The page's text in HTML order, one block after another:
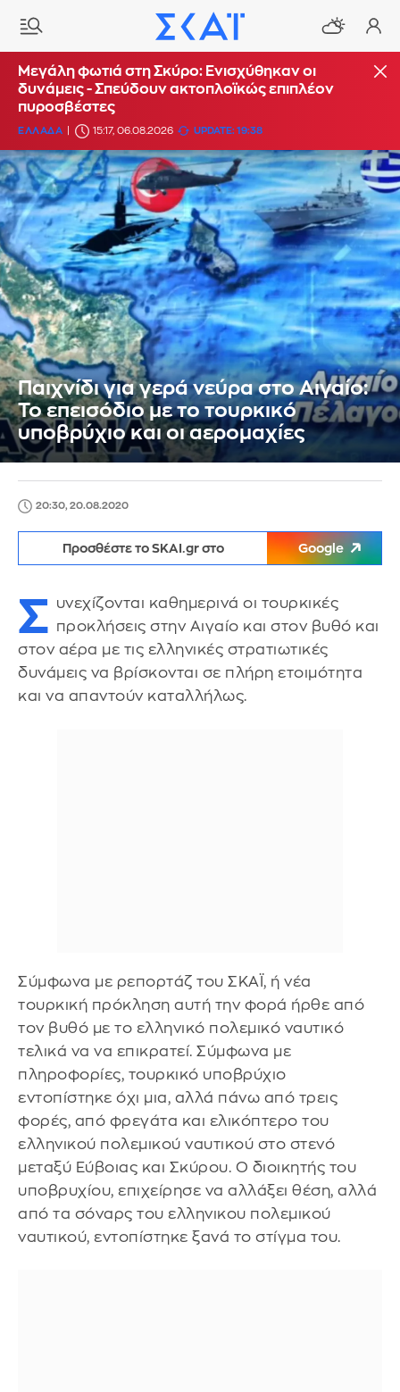
Μεγάλη φωτιά στη Σκύρο: Ενισχύθηκαν οι
δυνάμεις - Σπεύδουν ακτοπλοϊκώς επιπλέον
πυροσβέστες
ΕΛΛΑΔΑ 15:17, 06.08.2026 UPDATE: 19:38
Παιχνίδι για γερά νεύρα στο Αιγαίο:
Το επεισόδιο με το τουρκικό
υποβρύχιο και οι αερομαχίες
20:30, 20.08.2020
Προσθέστε το SKAI.gr στο Google
Σ υνεχίζονται καθημερινά οι τουρκικές
προκλήσεις στην Αιγαίο και στον βυθό και
στον αέρα με τις ελληνικές στρατιωτικές
δυνάμεις να βρίσκονται σε πλήρη ετοιμότητα
και να απαντούν καταλλήλως.
Σύμφωνα με ρεπορτάζ του ΣΚΑΪ, ή νέα
τουρκική πρόκληση αυτή την φορά ήρθε από
τον βυθό με το ελληνικό πολεμικό ναυτικό
τελικά να να επικρατεί. Σύμφωνα με
πληροφορίες, τουρκικό υποβρύχιο
εντοπίστηκε όχι μια, αλλά πάνω από τρεις
φορές, από φρεγάτα και ελικόπτερο του
ελληνικού πολεμικού ναυτικού στο στενό
μεταξύ Εύβοιας και Σκύρου. Ο διοικητής του
υποβρυχίου, επιχείρησε να αλλάξει θέση, αλλά
από τα σόναρς του ελληνικου πολεμικού
ναυτικού, εντοπίστηκε ξανά το στίγμα του.